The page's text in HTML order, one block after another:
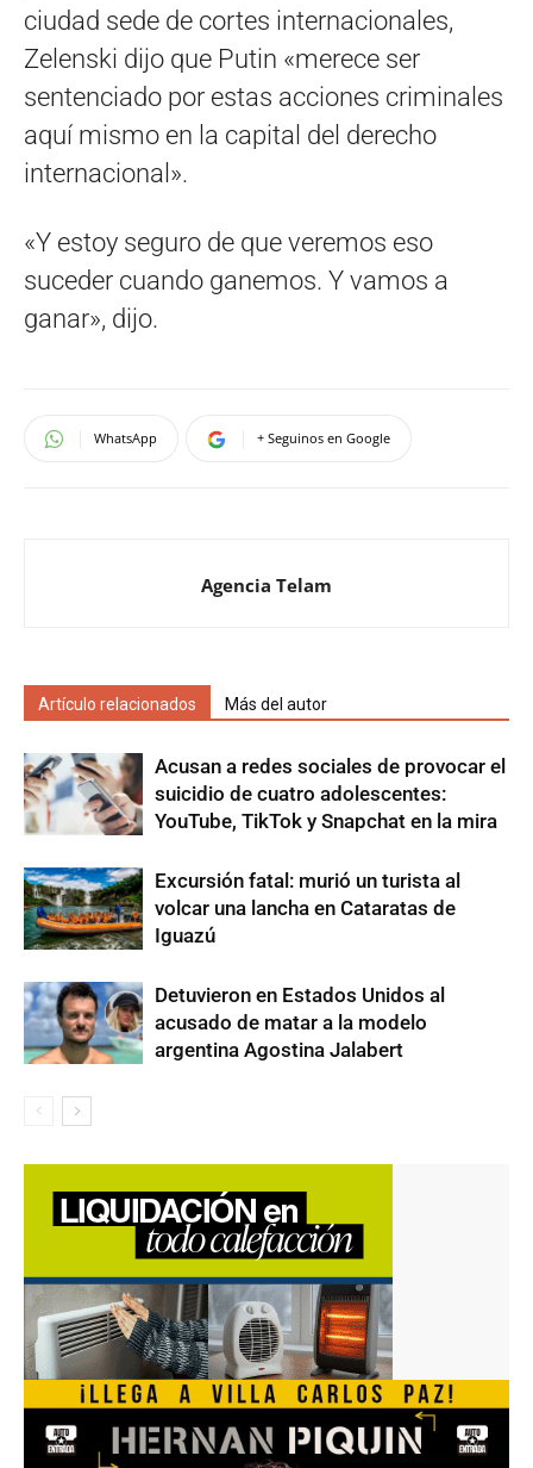
ciudad sede de cortes internacionales,
Zelenski dijo que Putin «merece ser
sentenciado por estas acciones criminales
aquí mismo en la capital del derecho
internacional».
«Y estoy seguro de que veremos eso
suceder cuando ganemos. Y vamos a
ganar», dijo.
WhatsApp + Seguinos en Google
Agencia Telam
Artículo relacionados Más del autor
Acusan a redes sociales de provocar el
suicidio de cuatro adolescentes:
YouTube, TikTok y Snapchat en la mira
Excursión fatal: murió un turista al
volcar una lancha en Cataratas de
Iguazú
Detuvieron en Estados Unidos al
acusado de matar a la modelo
argentina Agostina Jalabert